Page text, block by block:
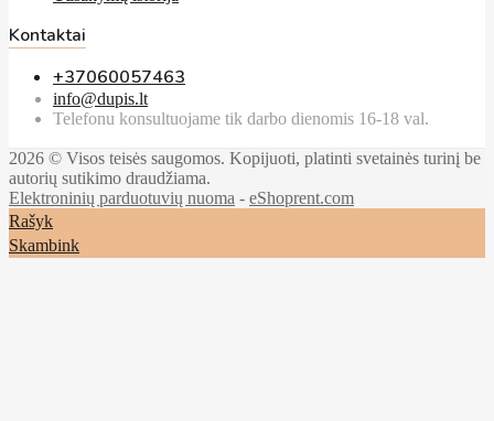
Kontaktai
+37060057463
info@dupis.lt
Telefonu konsultuojame tik darbo dienomis 16-18 val.
2026 © Visos teisės saugomos. Kopijuoti, platinti svetainės turinį be
autorių sutikimo draudžiama.
Elektroninių parduotuvių nuoma - eShoprent.com
Rašyk
Skambink